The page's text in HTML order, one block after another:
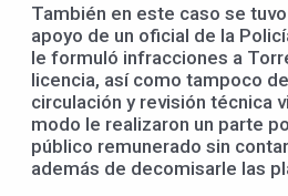
También en este caso se
apoyo de un oficial de la
le formuló infracciones a
licencia, así como tampoco
circulación y revisión técnica
modo le realizaron un parte
público remunerado sin
además de decomisarle las